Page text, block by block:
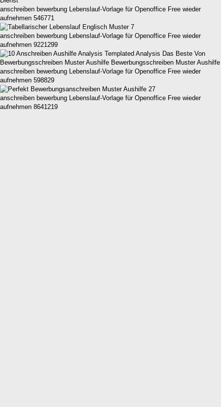
anschreiben bewerbung Lebenslauf-Vorlage für Openoffice Free wieder
aufnehmen 546771
anschreiben bewerbung Lebenslauf-Vorlage für Openoffice Free wieder
aufnehmen 9221299
anschreiben bewerbung Lebenslauf-Vorlage für Openoffice Free wieder
aufnehmen 598829
anschreiben bewerbung Lebenslauf-Vorlage für Openoffice Free wieder
aufnehmen 8641219